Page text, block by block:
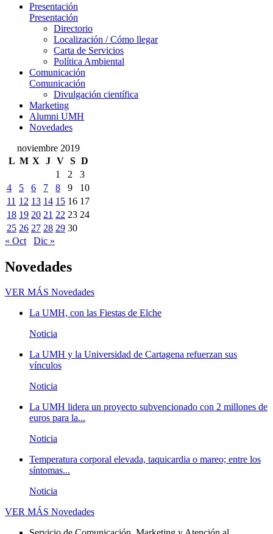
Presentación
Presentación
Directorio
Localización / Cómo llegar
Carta de Servicios
Política Ambiental
Comunicación
Comunicación
Divulgación científica
Marketing
Alumni UMH
Novedades
noviembre 2019
L M X J V S D
1
2
3
4
5 6 7 8 9
10
11 12 13 14 15 16 17
18 19 20 21 22 23 24
25 26 27 28 29 30
« Oct
Dic »
Novedades
VER MÁS Novedades
La UMH, con las Fiestas de Elche
Noticia
La UMH y la Universidad de Cartagena refuerzan sus
vínculos
Noticia
La UMH lidera un proyecto subvencionado con 2 millones de
euros para la...
Noticia
Temperatura corporal elevada, taquicardia o mareo; entre los
síntomas...
Noticia
VER MÁS Novedades